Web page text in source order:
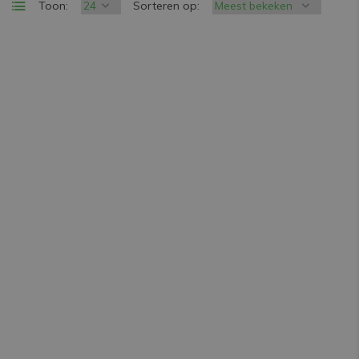
Toon: Sorteren op: